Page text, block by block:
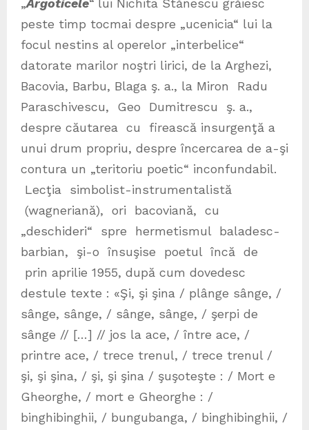
„Argoticele“ lui Nichita Stănescu grăiesc
peste timp tocmai despre „ucenicia“ lui la
focul nestins al operelor „interbelice“
datorate marilor noştri lirici, de la Arghezi,
Bacovia, Barbu, Blaga ş. a., la Miron Radu
Paraschivescu, Geo Dumitrescu ş. a.,
despre căutarea cu firească insurgenţă a
unui drum propriu, despre încercarea de a-şi
contura un „teritoriu poetic“ inconfundabil.
Lecţia simbolist-instrumentalistă
(wagneriană), ori bacoviană, cu
„deschideri“ spre hermetismul baladesc-
barbian, şi-o însuşise poetul încă de
prin aprilie 1955, după cum dovedesc
destule texte : «Şi, şi şina / plânge sânge, /
sânge, sânge, / sânge, sânge, / şerpi de
sânge // […] // jos la ace, / între ace, /
printre ace, / trece trenul, / trece trenul /
şi, şi şina, / şi, şi şina / şuşoteşte : / Mort e
Gheorghe, / mort e Gheorghe : /
binghibinghii, / bungubanga, / binghibinghii, /